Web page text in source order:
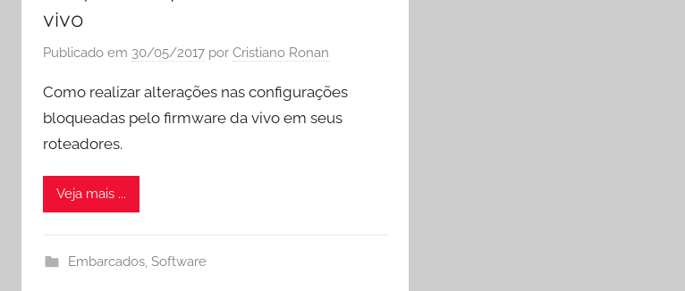
vivo
Publicado em 30/05/2017 por Cristiano Ronan
Como realizar alterações nas configurações
bloqueadas pelo firmware da vivo em seus
roteadores.
Veja mais ...
Embarcados, Software